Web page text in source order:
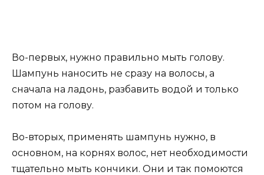
Во-первых, нужно правильно мыть голову.
Шампунь наносить не сразу на волосы, а
сначала на ладонь, разбавить водой и только
потом на голову.
Во-вторых, применять шампунь нужно, в
основном, на корнях волос, нет необходимости
тщательно мыть кончики. Они и так помоются